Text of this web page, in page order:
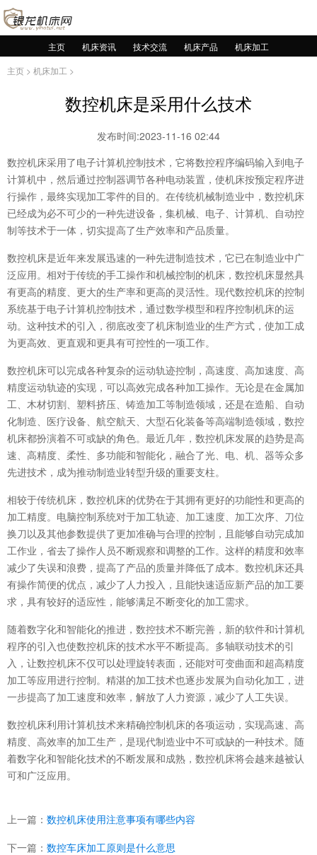
主页 机床资讯 技术交流 机床产品
机床加工
主页 > 机床加工 >
数控机床是采用什么技术
发布时间:2023-11-16 02:44
数控机床采用了电子计算机控制技术，它将数控程序编码输入到电子
计算机中，然后通过控制器调节各种电动装置，使机床按预定程序进
行操作，最终实现加工零件的目的。在传统机械制造业中，数控机床
已经成为必不可少的一种先进设备，集机械、电子、计算机、自动控
制等技术于一体，切实提高了生产效率和产品质量。
数控机床是近年来发展迅速的一种先进制造技术，它已在制造业中广
泛应用。相对于传统的手工操作和机械控制的机床，数控机床显然具
有更高的精度、更大的生产率和更高的灵活性。现代数控机床的控制
系统基于电子计算机控制技术，通过数学模型和程序控制机床的运
动。这种技术的引入，彻底改变了机床制造业的生产方式，使加工成
为更高效、更直观和更具有可控性的一项工作。
数控机床可以完成各种复杂的运动轨迹控制，高速度、高加速度、高
精度运动轨迹的实现，可以高效完成各种加工操作。无论是在金属加
工、木材切割、塑料挤压、铸造加工等制造领域，还是在造船、自动
化制造、医疗设备、航空航天、大型石化装备等高端制造领域，数控
机床都扮演着不可或缺的角色。最近几年，数控机床发展的趋势是高
速、高精度、柔性、多功能和智能化，融合了光、电、机、器等众多
先进技术，成为推动制造业转型升级的重要支柱。
相较于传统机床，数控机床的优势在于其拥有更好的功能性和更高的
加工精度。电脑控制系统对于加工轨迹、加工速度、加工次序、刀位
换刀以及其他参数提供了更加准确与合理的控制，且能够自动完成加
工作业，省去了操作人员不断观察和调整的工作。这样的精度和效率
减少了失误和浪费，提高了产品的质量并降低了成本。数控机床还具
有操作简便的优点，减少了人力投入，且能快速适应新产品的加工要
求，具有较好的适应性，能够满足不断变化的加工需求。
随着数字化和智能化的推进，数控技术不断完善，新的软件和计算机
程序的引入也使数控机床的技术水平不断提高。多轴联动技术的引
入，让数控机床不仅可以处理旋转表面，还能对可变曲面和超高精度
加工等应用进行控制。精湛的加工技术也逐步发展为自动化加工，进
一步提高了加工速度和效率，解放了人力资源，减少了人工失误。
数控机床利用计算机技术来精确控制机床的各项运动，实现高速、高
精度、高效率的加工生产，是现代制造业中不可或缺的一种技术。随
着数字化和智能化技术的不断发展和成熟，数控机床将会越来越被认
可和广泛应用。
上一篇： 数控机床使用注意事项有哪些内容
下一篇： 数控车床加工原则是什么意思